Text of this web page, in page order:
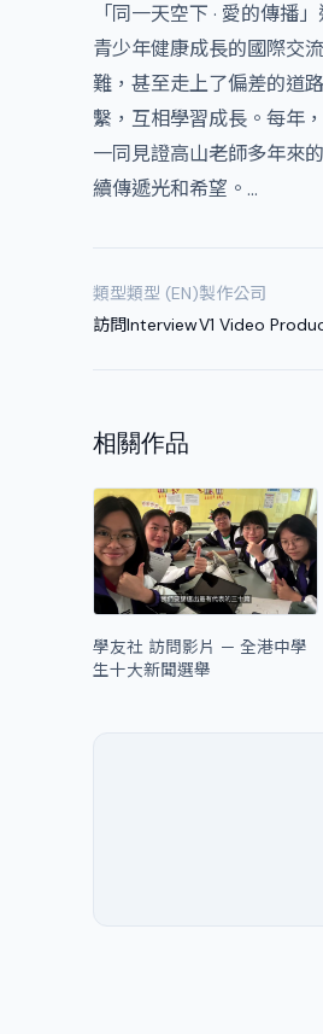
「同一天空下 · 愛的傳
青少年健康成長的國際交
難，甚至走上了偏差的道
繫，互相學習成長。每年
一同見證高山老師多年來
續傳遞光和希望。…
類型
訪問
類型 (EN)
Interview
製作公司
V1 Video
相關作品
學友社 訪問影片 — 全港中學
生十大新聞選舉